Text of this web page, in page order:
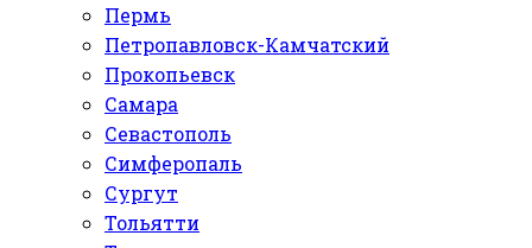
Пермь
Петропавловск-Камчатский
Прокопьевск
Самара
Севастополь
Симферопаль
Сургут
Тольятти